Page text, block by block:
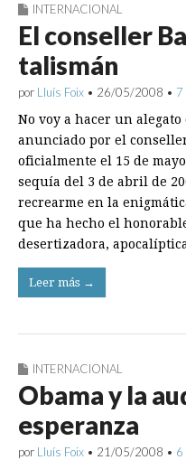
INTERNACIONAL
El conseller
talismán
por Lluís Foix • 26/05/2008 • 7
No voy a hacer un
anunciado por el
oficialmente el 15 de
sequía del 3 de abril de
recrearme en la
que ha hecho el
desertizadora,
Leer más →
INTERNACIONAL
Obama y la
esperanza
por Lluís Foix • 21/05/2008 • 6